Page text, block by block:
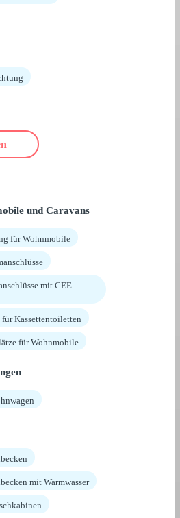
und Caravans
für Wohnmobile
mit CEE-
für Kassettentoiletten
für Wohnmobile
mit Warmwasser